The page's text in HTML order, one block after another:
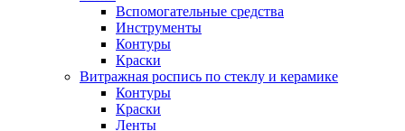
Вспомогательные средства
Инструменты
Контуры
Краски
Витражная роспись по стеклу и керамике
Контуры
Краски
Ленты